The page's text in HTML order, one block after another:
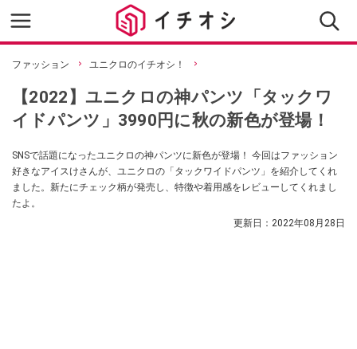
ファッション ユニクロのイチオシ！
【2022】ユニクロの神パンツ「タックワ
イドパンツ」3990円に秋の新色が登場！
SNSで話題になったユニクロの神パンツに新色が登場！ 今回はファッション
好きなアイスけさんが、ユニクロの「タックワイドパンツ」を紹介してくれ
ました。新たにチェック柄が発売し、特徴や着用感をレビューしてくれまし
たよ。
更新日： 2022年08月28日